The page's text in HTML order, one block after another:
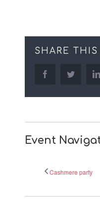
SHARE THIS
facebooktwitter
Event
Cashmere party